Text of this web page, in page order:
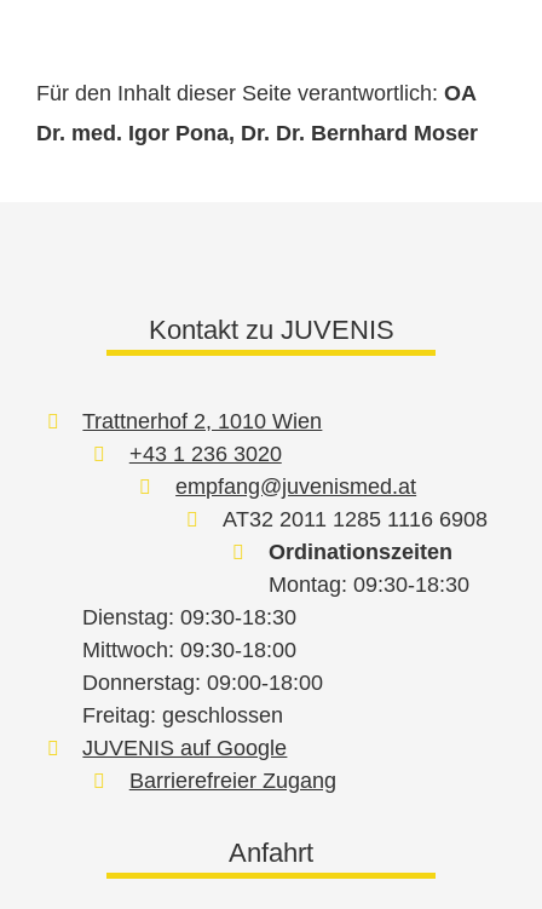
Für den Inhalt dieser Seite verantwortlich: OA
Dr. med. Igor Pona, Dr. Dr. Bernhard Moser
Kontakt zu JUVENIS
Trattnerhof 2, 1010 Wien
+43 1 236 3020
empfang@juvenismed.at
AT32 2011 1285 1116 6908
Ordinationszeiten
Montag: 09:30-18:30
Dienstag: 09:30-18:30
Mittwoch: 09:30-18:00
Donnerstag: 09:00-18:00
Freitag: geschlossen
JUVENIS auf Google
Barrierefreier Zugang
Anfahrt